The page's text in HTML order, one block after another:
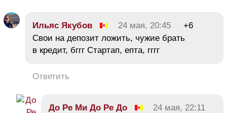
Ильяс Якубов 24 мая, 20:45
+6
Свои на депозит ложить, чужие брать
в кредит, бггг Стартап, епта, гггг
Ответить
До Ре Ми До Ре До
24 мая, 22:11